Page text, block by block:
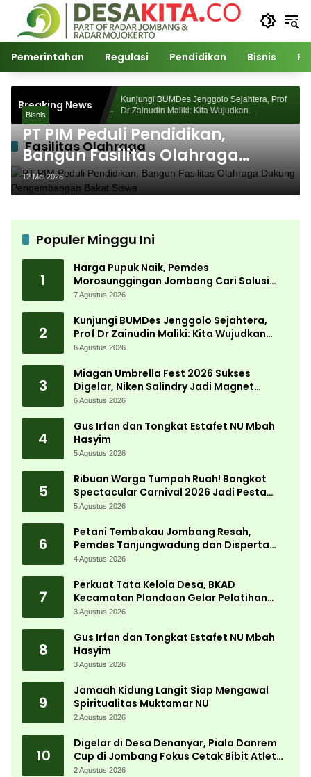
Langsung
konten
Pemerintahan Regulasi Pendidikan Bisnis
Breaking News
Akademik
Kunjungi BUMDes Jenggolo Sejahtera, Prof
Dr Zainudin Maliki: Kita Wujudkan
Kemandirian Ekonomi dengan Potensi Desa
Fasilitas Olahraga
Bisnis
PT PIM Peduli Pendidikan,
Bangun Fasilitas Olahraga
Dukung Pengembangan Bakat
Siswa
12 Mei 2026
Populer Minggu Ini
1
Harga Pupuk Naik, Pemdes
Morosunggingan Jombang Cari Solusi
Lewat Kajian Akademik
7 Agustus 2026
2
Kunjungi BUMDes Jenggolo Sejahtera,
Prof Dr Zainudin Maliki: Kita Wujudkan
Kemandirian Ekonomi dengan Potensi
6 Agustus 2026
3
Miagan Umbrella Fest 2026 Sukses
Digelar, Niken Salindry Jadi Magnet
Ribuan Pengunjung
6 Agustus 2026
4
Gus Irfan dan Tongkat Estafet NU Mbah
Hasyim
5 Agustus 2026
5
Ribuan Warga Tumpah Ruah! Bongkot
Spectacular Carnival 2026 Jadi Pesta
Kemerdekaan Terbesar di Peterongan
5 Agustus 2026
6
Petani Tembakau Jombang Resah,
Pemdes Tanjungwadung dan Disperta
Bergerak Cepat
4 Agustus 2026
7
Perkuat Tata Kelola Desa, BKAD
Kecamatan Plandaan Gelar Pelatihan
Aparatur Pemdes
3 Agustus 2026
8
Gus Irfan dan Tongkat Estafet NU Mbah
Hasyim
3 Agustus 2026
9
Jamaah Kidung Langit Siap Mengawal
Spiritualitas Muktamar NU
2 Agustus 2026
10
Digelar di Desa Denanyar, Piala Danrem
Cup di Jombang Fokus Cetak Bibit Atlet
Menembak Berprestasi
2 Agustus 2026